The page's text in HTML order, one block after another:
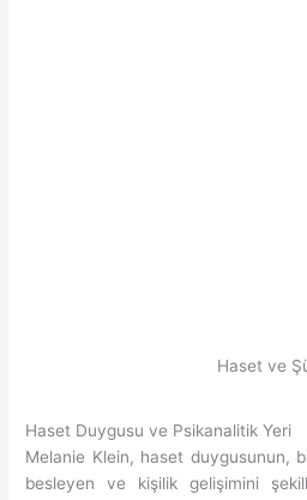
Haset ve
Haset Duygusu ve Psikanalitik Yeri
Melanie Klein, haset duygusunun,
besleyen ve kişilik gelişimini